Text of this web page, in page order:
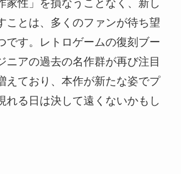
家性」を損なうことなく、新し
ことは、多くのファンが待ち望
です。レトロゲームの復刻ブー
ニアの過去の名作群が再び注目
えており、本作が新たな姿でプ
れる日は決して遠くないかもし